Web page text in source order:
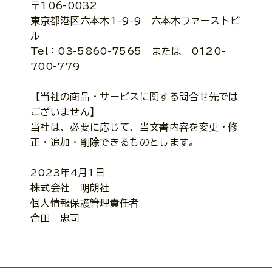
〒106-0032
東京都港区六本木1-9-9 六本木ファーストビ
ル
Tel：03-5860-7565 または 0120-
700-779
【当社の商品・サービスに関する問合せ先では
ございません】
当社は、必要に応じて、当文書内容を変更・修
正・追加・削除できるものとします。
2023年4月1日
株式会社 明朗社
個人情報保護管理責任者
合田 忠司